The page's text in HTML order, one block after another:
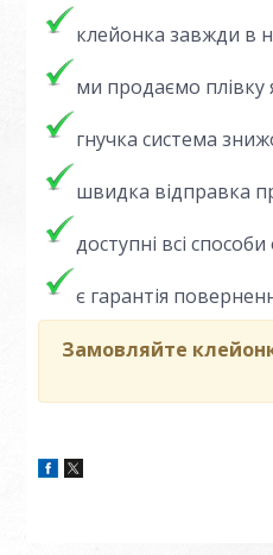
клейонка завжди в
ми продаємо
гнучка система
швидка відправка
доступні всі
є гарантія
Замовляйте